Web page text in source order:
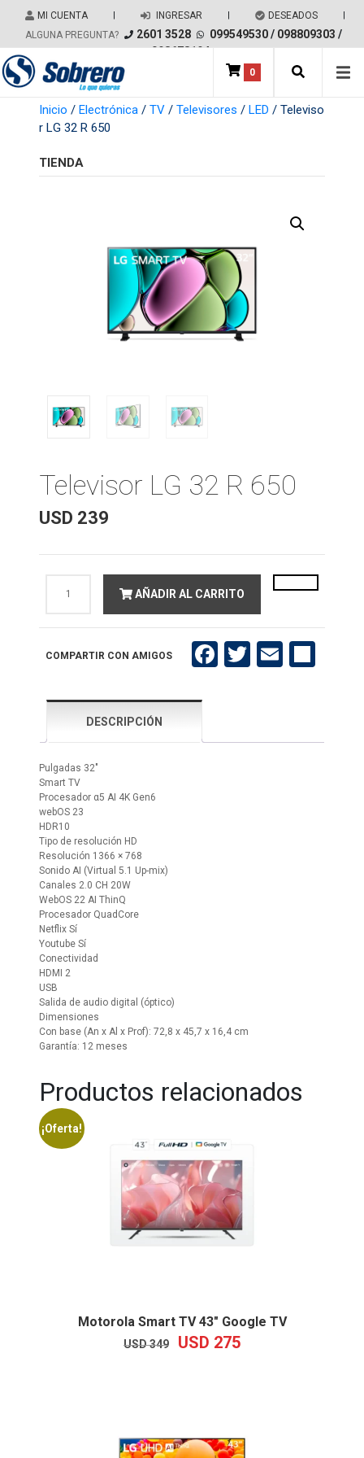
MI CUENTA | INGRESAR | DESEADOS |
ALGUNA PREGUNTA? 2601 3528 099549530/ 098809303 /
098678194
Salir del contenido
Main Navigation 0
Inicio / Electrónica / TV / Televisores / LED / Televiso
r LG 32 R 650
TIENDA
Televisor LG 32 R 650
USD 239
cantidad
AÑADIR AL CARRITO
COMPARTIR CON AMIGOS FacebookTwitter
DESCRIPCIÓN
Pulgadas 32″
Smart TV
Procesador α5 AI 4K Gen6
webOS 23
HDR10
Tipo de resolución HD
Resolución 1366 × 768
Sonido AI (Virtual 5.1 Up-mix)
Canales 2.0 CH 20W
WebOS 22 AI ThinQ
Procesador QuadCore
Netflix Sí
Youtube Sí
Conectividad
HDMI 2
USB
Salida de audio digital (óptico)
Dimensiones
Con base (An x Al x Prof): 72,8 x 45,7 x 16,4 cm
Garantía: 12 meses
Productos relacionados
¡Oferta!
Motorola Smart TV 43″ Google TV
USD349 USD 275EL